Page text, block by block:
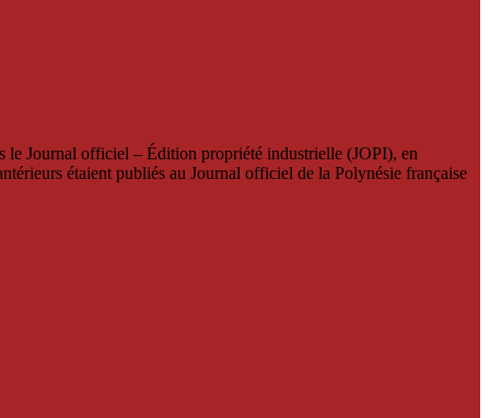
le Journal officiel – Édition propriété industrielle (JOPI), en
étaient publiés au Journal officiel de la Polynésie française